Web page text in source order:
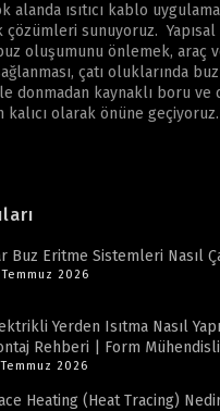
alanda ısıtıcı kablo
çözümleri sunuyoruz.
oluşumunu önlemek, araç
çatı oluklarında
donmadan kaynaklı boru ve
kalıcı olarak önüne geçiyoruz.
Buz Eritme Sistemleri Nasıl
Temmuz 2026
Yerden Isıtma Nasıl
Rehberi | Form
2026
Heating (Heat Tracing)